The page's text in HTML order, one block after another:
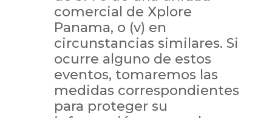
comercial de Xplore
Panama, o (v) en
circunstancias similares. Si
ocurre alguno de estos
eventos, tomaremos las
medidas correspondientes
para proteger su